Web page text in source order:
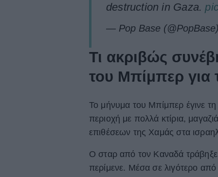
destruction in Gaza.
— Pop Base (@PopBase)
Τι ακριβώς
του Μπίμπερ για
Το μήνυμα του Μπίμπερ έγινε
περιοχή με πολλά κτίρια,
επιθέσεων της Χαμάς στα
Ο σταρ από τον Καναδά
περίμενε. Μέσα σε λιγότερο